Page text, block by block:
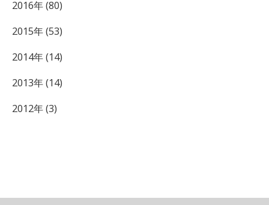
2016年 (80)
2015年 (53)
2014年 (14)
2013年 (14)
2012年 (3)